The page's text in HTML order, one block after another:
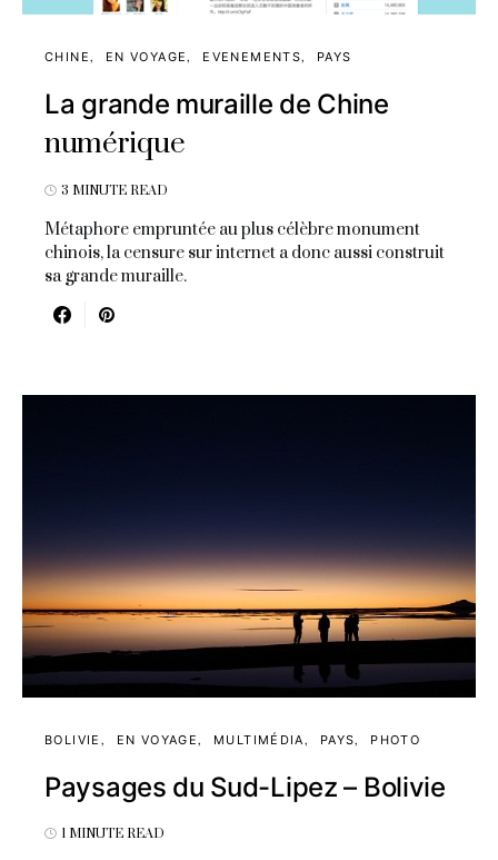
CHINE EN VOYAGE EVENEMENTS PAYS
La grande muraille de Chine
numérique
3 MINUTE READ
Métaphore empruntée au plus célèbre monument
chinois, la censure sur internet a donc aussi construit
sa grande muraille.
BOLIVIE EN VOYAGE MULTIMÉDIA PAYS PHOTO
Paysages du Sud-Lipez – Bolivie
1 MINUTE READ